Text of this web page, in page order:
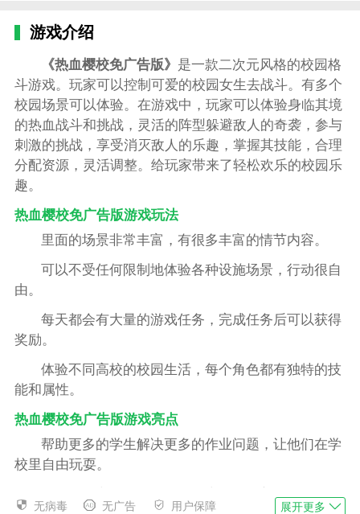
游戏介绍
《热血樱校免广告版》 是一款二次元风格的校园格
斗游戏。玩家可以控制可爱的校园女生去战斗。有多个
校园场景可以体验。在游戏中，玩家可以体验身临其境
的热血战斗和挑战，灵活的阵型躲避敌人的奇袭，参与
刺激的挑战，享受消灭敌人的乐趣，掌握其技能，合理
分配资源，灵活调整。给玩家带来了轻松欢乐的校园乐
趣。
热血樱校免广告版游戏玩法
里面的场景非常丰富，有很多丰富的情节内容。
可以不受任何限制地体验各种设施场景，行动很自
由。
每天都会有大量的游戏任务，完成任务后可以获得
奖励。
体验不同高校的校园生活，每个角色都有独特的技
能和属性。
热血樱校免广告版游戏亮点
帮助更多的学生解决更多的作业问题，让他们在学
校里自由玩耍。
你可以结交不同的朋友，探索许多精美的风景。
无病毒 无广告 用户保障 展开更多